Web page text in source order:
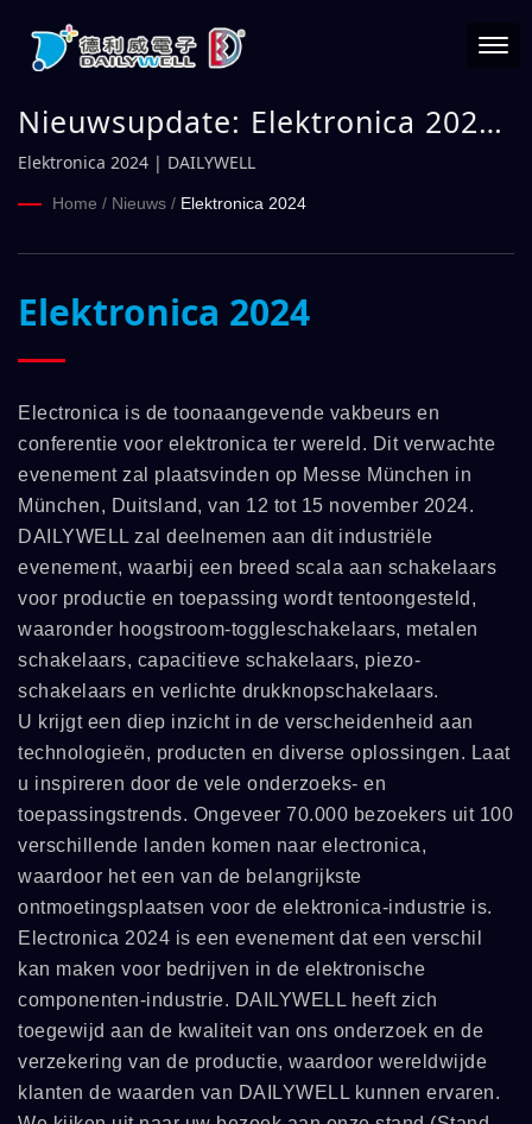
Nieuwsupdate: Elektronica 2024
| DAILYWELL
Elektronica 2024 | DAILYWELL
Home / Nieuws / Elektronica 2024
Elektronica 2024
Electronica is de toonaangevende vakbeurs en
conferentie voor elektronica ter wereld. Dit verwachte
evenement zal plaatsvinden op Messe München in
München, Duitsland, van 12 tot 15 november 2024.
DAILYWELL zal deelnemen aan dit industriële
evenement, waarbij een breed scala aan schakelaars
voor productie en toepassing wordt tentoongesteld,
waaronder hoogstroom-toggleschakelaars, metalen
schakelaars, capacitieve schakelaars, piezo-
schakelaars en verlichte drukknopschakelaars.
U krijgt een diep inzicht in de verscheidenheid aan
technologieën, producten en diverse oplossingen. Laat
u inspireren door de vele onderzoeks- en
toepassingstrends. Ongeveer 70.000 bezoekers uit 100
verschillende landen komen naar electronica,
waardoor het een van de belangrijkste
ontmoetingsplaatsen voor de elektronica-industrie is.
Electronica 2024 is een evenement dat een verschil
kan maken voor bedrijven in de elektronische
componenten-industrie. DAILYWELL heeft zich
toegewijd aan de kwaliteit van ons onderzoek en de
verzekering van de productie, waardoor wereldwijde
klanten de waarden van DAILYWELL kunnen ervaren.